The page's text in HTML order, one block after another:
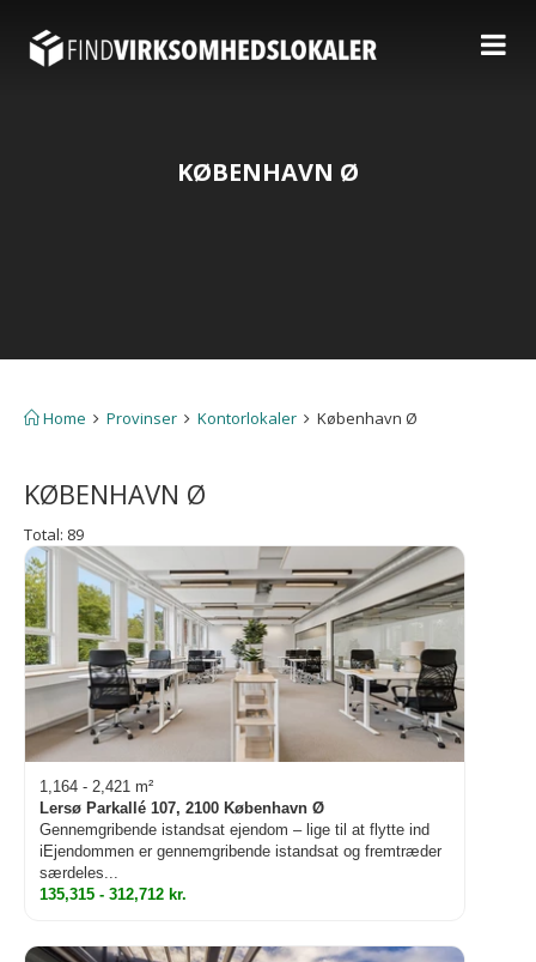
KØBENHAVN Ø
Home Provinser Kontorlokaler København Ø
KØBENHAVN Ø
Total: 89
1,164 - 2,421 m²
Lersø Parkallé 107, 2100 København Ø
Gennemgribende istandsat ejendom – lige til at flytte ind
iEjendommen er gennemgribende istandsat og fremtræder
særdeles...
135,315 - 312,712 kr.